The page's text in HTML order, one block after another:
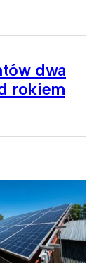
dwa
rokiem